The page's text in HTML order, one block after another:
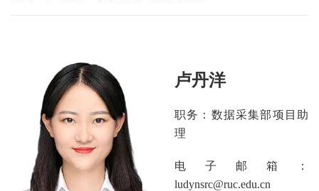
卢丹洋
职务：数据采集部项目助
理
电子邮箱：
ludynsrc@ruc.edu.cn